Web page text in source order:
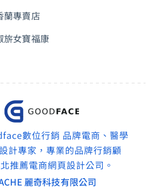
蘭專賣店
旂女寶福康
數位行銷 品牌電商、醫學
計專家，專業的品牌行銷顧
推薦電商網頁設計公司。
麗奇科技有限公司